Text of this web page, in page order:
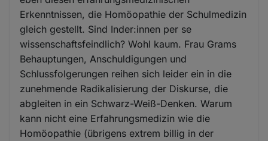
Erkenntnissen, die Homöopathie der Schulmedizin
gleich gestellt. Sind Inder:innen per se
wissenschaftsfeindlich? Wohl kaum. Frau Grams
Behauptungen, Anschuldigungen und
Schlussfolgerungen reihen sich leider ein in die
zunehmende Radikalisierung der Diskurse, die
abgleiten in ein Schwarz-Weiß-Denken. Warum
kann nicht eine Erfahrungsmedizin wie die
Homöopathie (übrigens extrem billig in der